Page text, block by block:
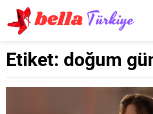
Etiket: doğum